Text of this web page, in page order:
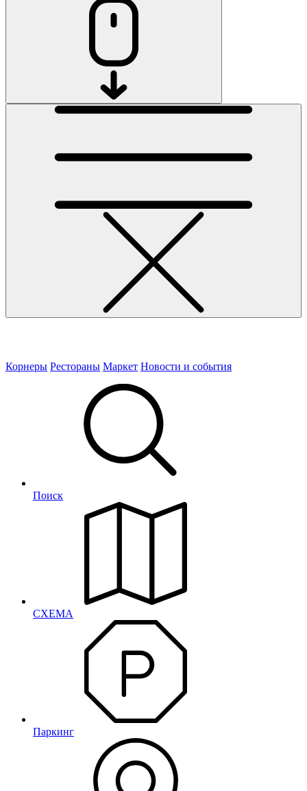
Корнеры Рестораны Маркет Новости и события
Поиск
СХЕМА
Паркинг